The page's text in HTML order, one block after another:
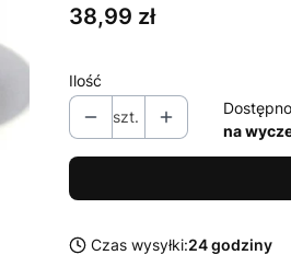
Cena
38,99 zł
Ilość
szt.
na
Czas wysyłki:24 godziny